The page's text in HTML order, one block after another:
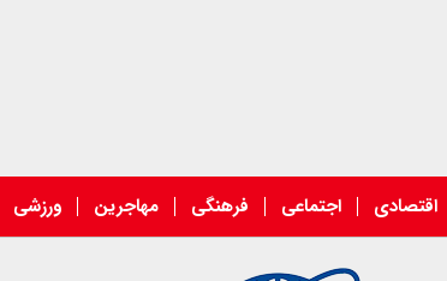
اقتصادی اجتماعی فرهنگی مهاجرین ورزشی